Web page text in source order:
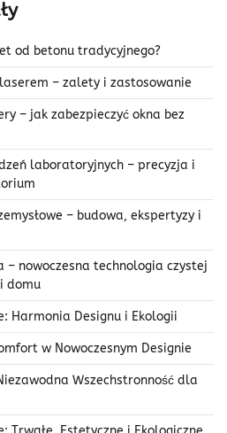
od betonu tradycyjnego?
– zalety i zastosowanie
– jak zabezpieczyć okna bez
laboratoryjnych – precyzja i
– budowa, ekspertyzy i
– nowoczesna technologia czystej
domu
Harmonia Designu i Ekologii
w Nowoczesnym Designie
Wszechstronność dla